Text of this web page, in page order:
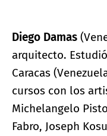
Diego Damas
arquitecto.
Caracas
cursos con los
Michelangelo
Fabro, Joseph